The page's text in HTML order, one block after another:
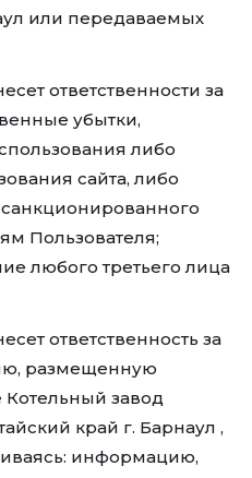
или передаваемых
ответственности за
убытки,
либо
сайта, либо
Пользователя;
любого третьего лица
ответственность за
размещенную
Котельный завод
край г. Барнаул ,
информацию,